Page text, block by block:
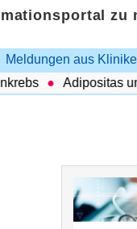
zu
Meldungen aus
Adipositas und